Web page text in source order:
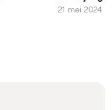
21 mei 2024